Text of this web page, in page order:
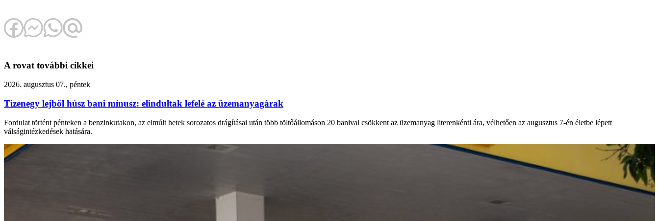
A rovat további cikkei
2026. augusztus 07., péntek
Tizenegy lejből húsz bani mínusz: elindultak lefelé az üzemanyagárak
Fordulat történt pénteken a benzinkutakon, az elmúlt hetek sorozatos drágításai után több töltőállomáson 20 banival csökkent az üzemanyag literenkénti ára, vélhetően az augusztus 7-én életbe lépett
válságintézkedések hatására.